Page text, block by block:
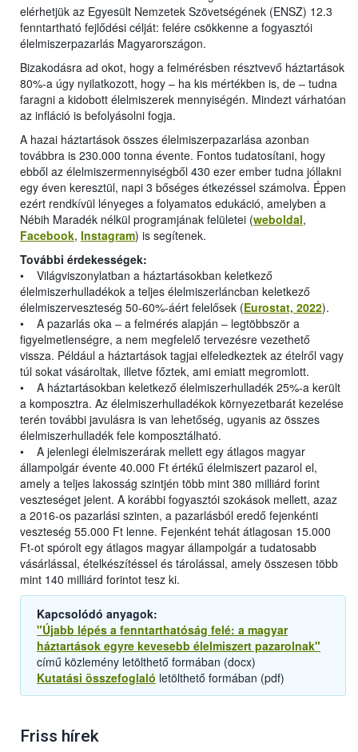
elérhetjük az Egyesült Nemzetek Szövetségének (ENSZ) 12.3
fenntartható fejlődési célját: felére csökkenne a fogyasztói
élelmiszerpazarlás Magyarországon.
Bizakodásra ad okot, hogy a felmérésben résztvevő háztartások
80%-a úgy nyilatkozott, hogy ‒ ha kis mértékben is, de ‒ tudna
faragni a kidobott élelmiszerek mennyiségén. Mindezt várhatóan
az infláció is befolyásolni fogja.
A hazai háztartások összes élelmiszerpazarlása azonban
továbbra is 230.000 tonna évente. Fontos tudatosítani, hogy
ebből az élelmiszermennyiségből 430 ezer ember tudna jóllakni
egy éven keresztül, napi 3 bőséges étkezéssel számolva. Éppen
ezért rendkívül lényeges a folyamatos edukáció, amelyben a
Nébih Maradék nélkül programjának felületei (weboldal,
Facebook, Instagram) is segítenek.
További érdekességek:
• Világviszonylatban a háztartásokban keletkező
élelmiszerhulladékok a teljes élelmiszerláncban keletkező
élelmiszerveszteség 50-60%-áért felelősek (Eurostat, 2022).
• A pazarlás oka ‒ a felmérés alapján ‒ legtöbbször a
figyelmetlenségre, a nem megfelelő tervezésre vezethető
vissza. Például a háztartások tagjai elfeledkeztek az ételről vagy
túl sokat vásároltak, illetve főztek, ami emiatt megromlott.
• A háztartásokban keletkező élelmiszerhulladék 25%-a került
a komposztra. Az élelmiszerhulladékok környezetbarát kezelése
terén további javulásra is van lehetőség, ugyanis az összes
élelmiszerhulladék fele komposztálható.
• A jelenlegi élelmiszerárak mellett egy átlagos magyar
állampolgár évente 40.000 Ft értékű élelmiszert pazarol el,
amely a teljes lakosság szintjén több mint 380 milliárd forint
veszteséget jelent. A korábbi fogyasztói szokások mellett, azaz
a 2016-os pazarlási szinten, a pazarlásból eredő fejenkénti
veszteség 55.000 Ft lenne. Fejenként tehát átlagosan 15.000
Ft-ot spórolt egy átlagos magyar állampolgár a tudatosabb
vásárlással, ételkészítéssel és tárolással, amely összesen több
mint 140 milliárd forintot tesz ki.
Kapcsolódó anyagok:
"Újabb lépés a fenntarthatóság felé: a magyar
háztartások egyre kevesebb élelmiszert pazarolnak"
című közlemény letölthető formában (docx)
Kutatási összefoglaló letölthető formában (pdf)
Friss hírek